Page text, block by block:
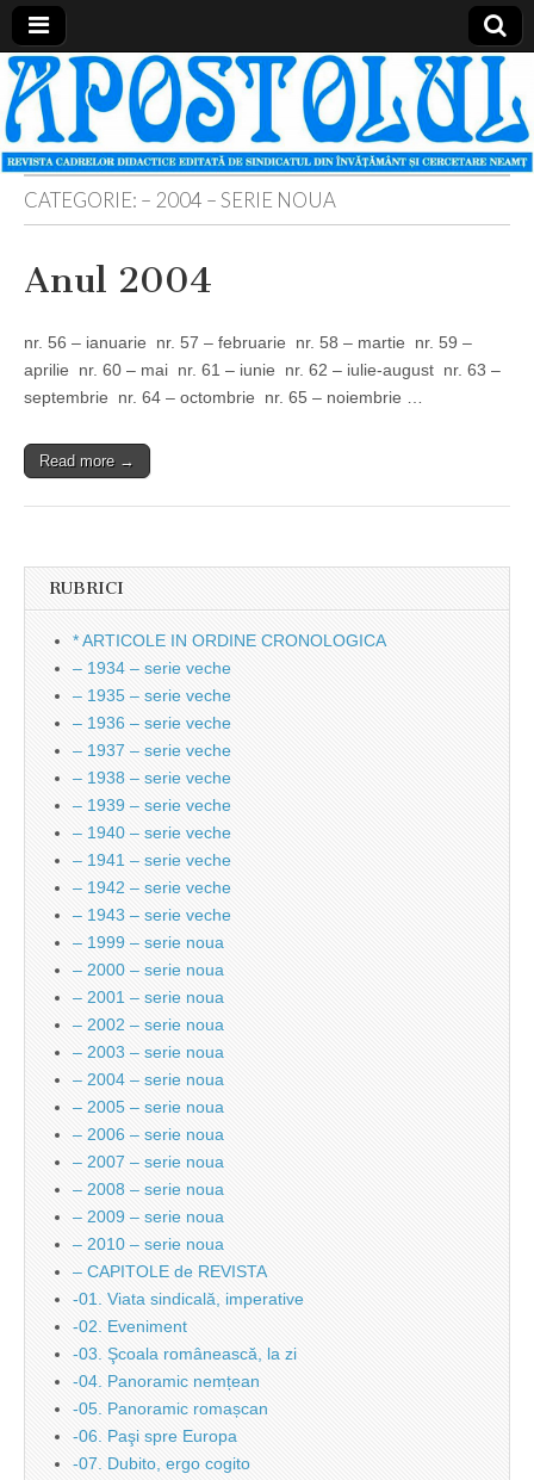
Apostolul
Revista
cadrelor
didactice
din
judetul
Neamt
CATEGORIE: – 2004 – SERIE NOUA
Anul 2004
nr. 56 – ianuarie nr. 57 – februarie nr. 58 – martie nr. 59 –
aprilie nr. 60 – mai nr. 61 – iunie nr. 62 – iulie-august nr. 63 –
septembrie nr. 64 – octombrie nr. 65 – noiembrie …
Read more →
RUBRICI
* ARTICOLE IN ORDINE CRONOLOGICA
– 1934 – serie veche
– 1935 – serie veche
– 1936 – serie veche
– 1937 – serie veche
– 1938 – serie veche
– 1939 – serie veche
– 1940 – serie veche
– 1941 – serie veche
– 1942 – serie veche
– 1943 – serie veche
– 1999 – serie noua
– 2000 – serie noua
– 2001 – serie noua
– 2002 – serie noua
– 2003 – serie noua
– 2004 – serie noua
– 2005 – serie noua
– 2006 – serie noua
– 2007 – serie noua
– 2008 – serie noua
– 2009 – serie noua
– 2010 – serie noua
– CAPITOLE de REVISTA
-01. Viata sindicală, imperative
-02. Eveniment
-03. Şcoala românească, la zi
-04. Panoramic nemțean
-05. Panoramic romașcan
-06. Paşi spre Europa
-07. Dubito, ergo cogito